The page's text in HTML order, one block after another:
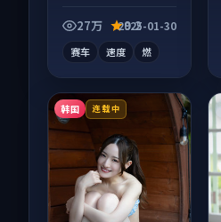
为内核，情感戏份扎
27万 9.2
2025-01-30
赛车 速度 燃
韩国 连载中